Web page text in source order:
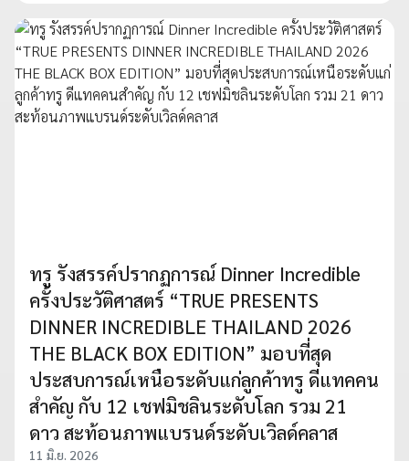
ทรู รังสรรค์ปรากฏการณ์ Dinner Incredible
ครั้งประวัติศาสตร์ “TRUE PRESENTS
DINNER INCREDIBLE THAILAND 2026
THE BLACK BOX EDITION” มอบที่สุด
ประสบการณ์เหนือระดับแก่ลูกค้าทรู ดีแทคคน
สำคัญ กับ 12 เชฟมิชลินระดับโลก รวม 21
ดาว สะท้อนภาพแบรนด์ระดับเวิลด์คลาส
11 มิ.ย. 2026